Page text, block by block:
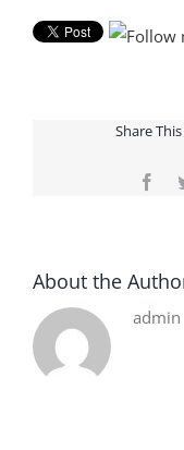
Share
About the
admin